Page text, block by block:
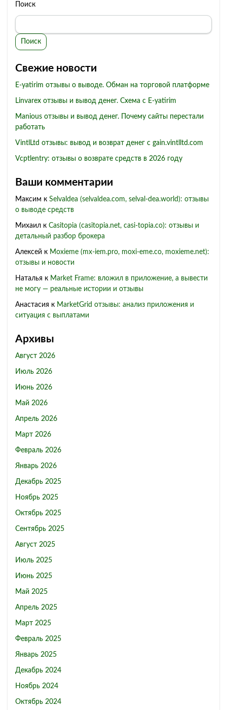
Поиск
Поиск
Свежие новости
E-yatirim отзывы о выводе. Обман на торговой платформе
Linvarex отзывы и вывод денег. Схема с E-yatirim
Manious отзывы и вывод денег. Почему сайты перестали
работать
VintlLtd отзывы: вывод и возврат денег с gain.vintlltd.com
Vcptlentry: отзывы о возврате средств в 2026 году
Ваши комментарии
Максим к Selvaldea (selvaldea.com, selval-dea.world): отзывы
о выводе средств
Михаил к Casitopia (casitopia.net, casi-topia.co): отзывы и
детальный разбор брокера
Алексей к Moxieme (mx-iem.pro, moxi-eme.co, moxieme.net):
отзывы и новости
Наталья к Market Frame: вложил в приложение, а вывести
не могу — реальные истории и отзывы
Анастасия к MarketGrid отзывы: анализ приложения и
ситуация с выплатами
Архивы
Август 2026
Июль 2026
Июнь 2026
Май 2026
Апрель 2026
Март 2026
Февраль 2026
Январь 2026
Декабрь 2025
Ноябрь 2025
Октябрь 2025
Сентябрь 2025
Август 2025
Июль 2025
Июнь 2025
Май 2025
Апрель 2025
Март 2025
Февраль 2025
Январь 2025
Декабрь 2024
Ноябрь 2024
Октябрь 2024